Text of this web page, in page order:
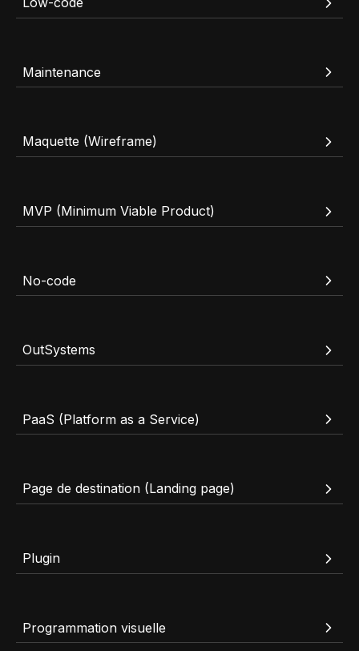
Maintenance
Maquette (Wireframe)
MVP (Minimum Viable Product)
No-code
OutSystems
PaaS (Platform as a Service)
Page de destination (Landing page)
Plugin
Programmation visuelle